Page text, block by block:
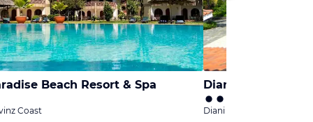
Beach Resort & Spa
Coast
Diani Sea Resort
Diani Beach, Provinz